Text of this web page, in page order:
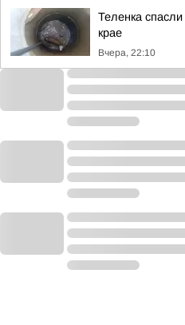
Теленка
крае
Вчера, 22:10